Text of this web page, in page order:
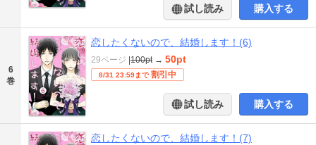
試し読み 購入する
6
巻
恋したくないので、結婚します！(6)
29ページ 100pt → 50pt
8/31 23:59まで 割引中
試し読み 購入する
恋したくないので、結婚します！(7)